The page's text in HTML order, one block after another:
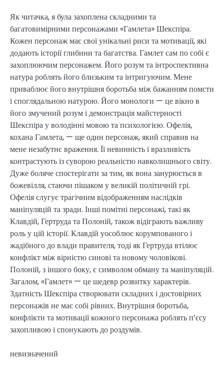
Як читачка, я була захоплена складними та
багатовимірними персонажами «Гамлета» Шекспіра.
Кожен персонаж має свої унікальні риси та мотивації, які
додають історії глибини та багатства. Гамлет сам по собі є
захоплюючим персонажем. Його розум та інтроспективна
натура роблять його близьким та інтригуючим. Мене
приваблює його внутрішня боротьба між бажанням помсти
і споглядальною натурою. Його монологи — це вікно в
його змучений розум і демонстрація майстерності
Шекспіра у володінні мовою та психологією. Офелія,
кохана Гамлета, — ще один персонаж, який справив на
мене незабутнє враження. Її невинність і вразливість
контрастують із суворою реальністю навколишнього світу.
Дуже боляче спостерігати за тим, як вона занурюється в
божевілля, стаючи пішаком у великій політичній грі.
Офелія слугує трагічним відображенням наслідків
маніпуляцій та зради. Інші помітні персонажі, такі як
Клавдій, Гертруда та Полоній, також відіграють важливу
роль у цій історії. Клавдій уособлює корумпованого і
жадібного до влади правителя, тоді як Гертруда втілює
конфлікт між вірністю синові та новому чоловікові.
Полоній, з іншого боку, є символом обману та маніпуляцій.
Загалом, «Гамлет» — це шедевр розвитку характерів.
Здатність Шекспіра створювати складних і достовірних
персонажів не має собі рівних. Внутрішня боротьба,
конфлікти та мотивації кожного персонажа роблять п’єсу
захопливою і спонукають до роздумів.
невизначений